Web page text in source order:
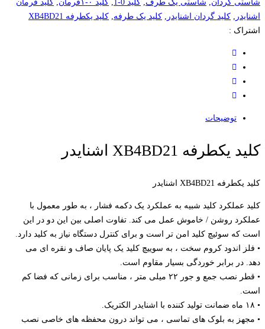
شاستی گردان, شاستی یک طرف, کلید 0-1 , کلید ۰-۱فرمان , کلید فرمان
اشنایدر , کلید گردان اشنایدر , کلید یک طرفه, کلید یکطرفه XB4BD21
اشتراک :
توضیحات
کلید یکطرفه XB4BD21 اشنایدر
کلید یکطرفه XB4BD21 اشنایدر
کلید عملکرد کلید شبیه به عملکرد یک دکمه فشار ، به طور معمول با
عملکرد روشن / خاموش عمل می کند. تفاوت اصلی بین این دو در این
است که سوئیچ کلید امن تر است و برای کنترل دستگاه نیاز به کلید دارد.
• فلز اندود کروم سخت ، به سوییچ کلید یک پایان صاف و نقره ای می
دهد. در برابر خوردگی بسیار مقاوم است.
• قطر نصب جمع و جور ۲۲ میلی متر ، مناسب برای زمانی که فضا کم
است.
• ۱۸ ماه ضمانت تولید کننده با اشنایدر الکتریک.
• مجهز به بلوک های تماسی ، می تواند درون محفظه های خاصی نصب